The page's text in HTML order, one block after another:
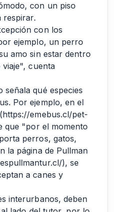
con un piso
respirar.
con los
ejemplo, un perro
amo sin estar dentro
cuenta
señala qué especies
Por ejemplo, en el
emebus.cl/pet-
que "por el momento
perros, gatos,
la página de Pullman
), se
a canes y
interurbanos, deben